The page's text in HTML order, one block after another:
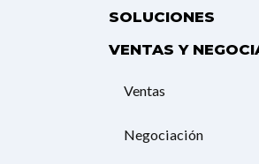
SOLUCIONES
VENTAS Y
Ventas
Negociación